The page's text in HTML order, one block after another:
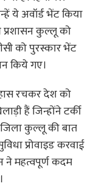
ये अवॉर्ड भेंट किया
प्रशासन कुल्लू को
को पुरस्कार भेंट
किये गए।
रचकर देश को
हैं जिन्होंने टर्की
कुल्लू की बात
प्रोवाइड करवाई
ने महत्वपूर्ण कदम